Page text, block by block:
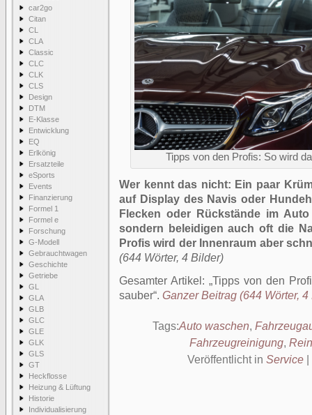
car2go
Citan
CL
CLA
Classic
CLC
CLK
CLS
Design
DTM
E-Klasse
Entwicklung
EQ
Erlkönig
Ersatzteile
eSports
Events
Finanzierung
Formel 1
Formel e
Forschung
G-Modell
Gebrauchtwagen
Geschichte
Getriebe
GL
GLA
GLB
GLC
GLE
GLK
GLS
GT
Heckflosse
Heizung & Lüftung
Historie
Individualisierung
Tipps von den Profis: So wird
Wer kennt das nicht: Ein paar
auf Display des Navis oder
Flecken oder Rückstände im
sondern beleidigen auch oft die
Profis wird der Innenraum aber
(644 Wörter, 4 Bilder)
Gesamter Artikel:
Tipps von den
sauber . Ganzer Beitrag (644 Wörter, 4
Tags:Auto waschen,
Fahrzeugreinigung,
Veröffentlicht in Service|